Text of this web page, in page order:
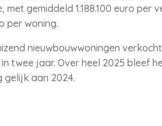
gemiddeld 1.188.100 euro per
per woning.
nieuwbouwwoningen
twee jaar. Over heel 2025 bleef
gelijk aan 2024.